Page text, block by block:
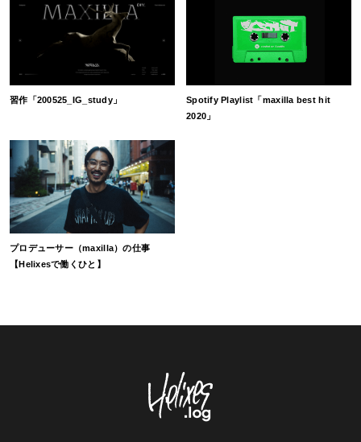
習作「200525_IG_study」
Spotify Playlist「maxilla best hit
2020」
プロデューサー（maxilla）の仕事
【Helixesで働くひと】